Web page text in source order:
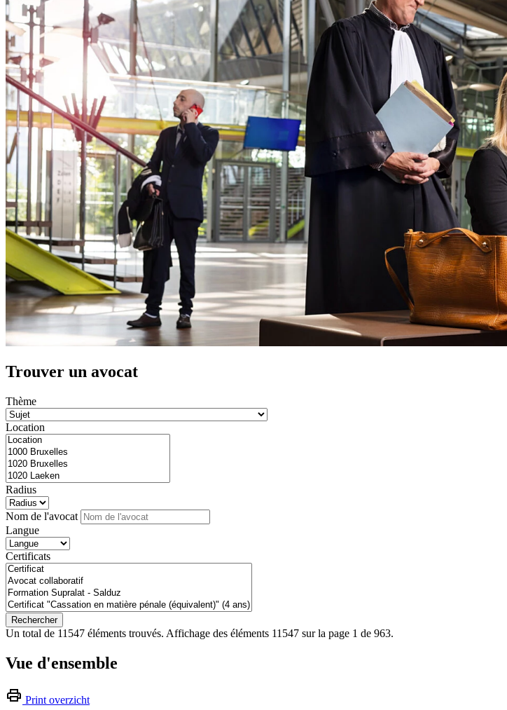
Trouver un avocat
Thème
Location
Radius
Nom de l'avocat
Langue
Certificats
Rechercher
Un total de 11547 éléments trouvés. Affichage des éléments 11547 sur la page 1 de 963.
Vue d'ensemble
Print overzicht